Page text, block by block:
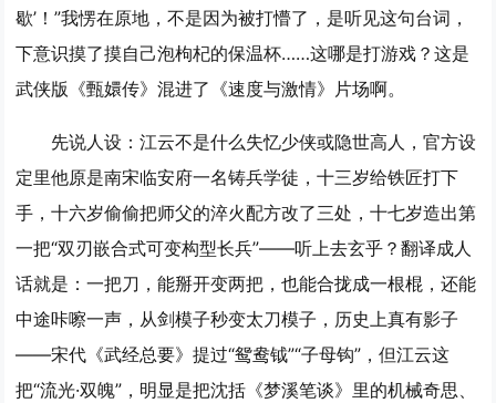
歇’！”我愣在原地，不是因为被打懵了，是听见这句台词，
下意识摸了摸自己泡枸杞的保温杯……这哪是打游戏？这是
武侠版《甄嬛传》混进了《速度与激情》片场啊。
先说人设：江云不是什么失忆少侠或隐世高人，官方设
定里他原是南宋临安府一名铸兵学徒，十三岁给铁匠打下
手，十六岁偷偷把师父的淬火配方改了三处，十七岁造出第
一把“双刃嵌合式可变构型长兵”——听上去玄乎？翻译成人
话就是：一把刀，能掰开变两把，也能合拢成一根棍，还能
中途咔嚓一声，从剑模子秒变太刀模子，历史上真有影子
——宋代《武经总要》提过“鸳鸯钺”“子母钩”，但江云这
把“流光·双魄”，明显是把沈括《梦溪笔谈》里的机械奇思、